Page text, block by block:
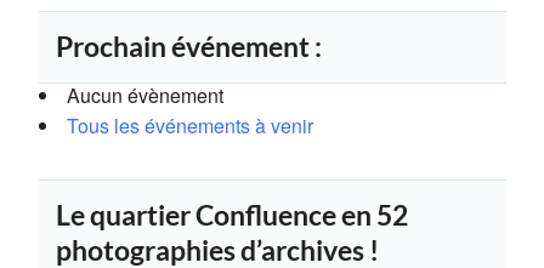
Prochain événement :
Aucun évènement
Tous les événements à venir
Le quartier Confluence en 52
photographies d’archives !